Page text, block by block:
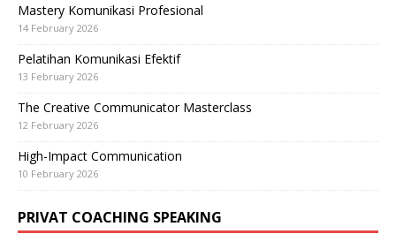
Mastery Komunikasi Profesional
14 February 2026
Pelatihan Komunikasi Efektif
13 February 2026
The Creative Communicator Masterclass
12 February 2026
High-Impact Communication
10 February 2026
PRIVAT COACHING SPEAKING